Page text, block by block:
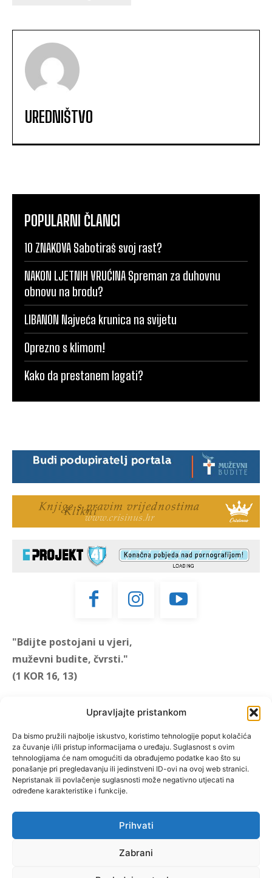
Upravljajte pristankom
Da bismo pružili najbolje iskustvo, koristimo tehnologije poput kolačića
za čuvanje i/ili pristup informacijama o uređaju. Suglasnost s ovim
tehnologijama će nam omogućiti da obrađujemo podatke kao što su
ponašanje pri pregledavanju ili jedinstveni ID-ovi na ovoj web stranici.
Nepristanak ili povlačenje suglasnosti može negativno utjecati na
određene karakteristike i funkcije.
Prihvati
Zabrani
UREDNIŠTVO
POPULARNI ČLANCI
10 ZNAKOVA Sabotiraš svoj rast?
NAKON LJETNIH VRUĆINA Spreman za duhovnu
obnovu na brodu?
LIBANON Najveća krunica na svijetu
Oprezno s klimom!
Kako da prestanem lagati?
"Bdijte postojani u vjeri,
muževni budite, čvrsti."
(1 KOR 16, 13)
"Muževni budite" prvi je
hrvatski portal za katoličke
muškarce koji pokušava
reafirmirati u današnje
vrijeme itekako narušen
biblijski koncept muževnosti,
koji pokušavamo osvijetliti iz
rubrika i poticajnih inicijativa.